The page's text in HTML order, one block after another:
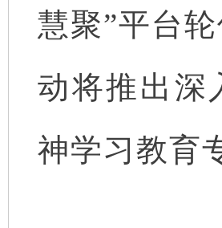
慧聚”平台
动将推出深
神学习教育